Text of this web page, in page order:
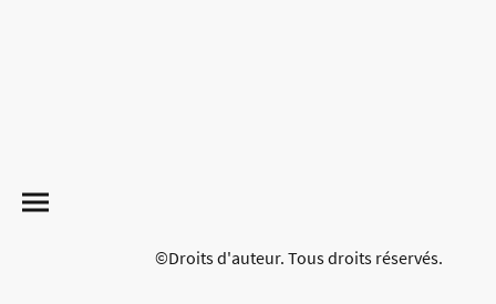
©Droits d'auteur. Tous droits réservés.